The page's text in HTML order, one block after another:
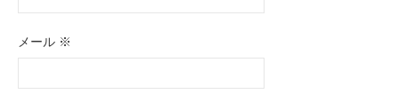
メール ※